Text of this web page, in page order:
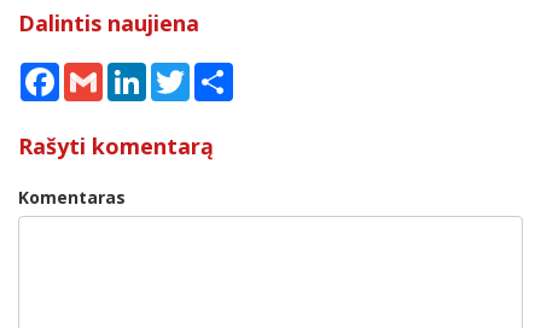
Dalintis naujiena
Facebook
Gmail LinkedInTwitter
Rašyti komentarą
Komentaras